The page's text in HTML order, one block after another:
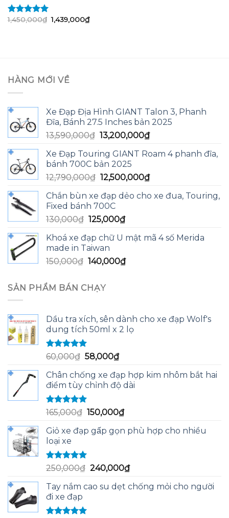
Được xếp
1,450,000₫ Giá
gốc
1,439,000₫Giá
hiện
HÀNG MỚI VỀ
Xe Đạp Địa Hình GIANT Talon 3, Phanh
Đĩa, Bánh 27.5 Inches bản 2025
13,590,000₫ Giá
là:
13,590,000₫.
13,200,000₫Giá
tại
13,200,000₫.
Xe Đạp Touring GIANT Roam 4 phanh đĩa,
bánh 700C bản 2025
12,790,000₫ Giá
là:
12,790,000₫.
12,500,000₫Giá
tại
Chắn bùn xe đạp dẻo cho xe đua, Touring,
Fixed bánh 700C
130,000₫ Giá
là:
130,000₫.
125,000₫Giá
tại
125,000₫.
Khoá xe đạp chữ U mật mã 4 số Merida
made in Taiwan
150,000₫ Giá
là:
150,000₫.
140,000₫Giá
SẢN PHẨM BÁN CHẠY
Dầu tra xích, sên dành cho xe đạp Wolf's
dung tích 50ml x 2 lọ
Được xếp
hạng
sao
60,000₫ Giá
là:
60,000₫.
58,000₫Giá
tại
là:
Chân chống xe đạp hợp kim nhôm bắt hai
điểm tùy chỉnh độ dài
Được xếp
hạng
sao
165,000₫ Giá
là:
150,000₫Giá
tại
Giỏ xe đạp gấp gọn phù hợp cho nhiều
loại xe
Được xếp
hạng
sao
250,000₫ Giá
là:
240,000₫Giá
tại
Tay nắm cao su dẹt chống mỏi cho người
đi xe đạp